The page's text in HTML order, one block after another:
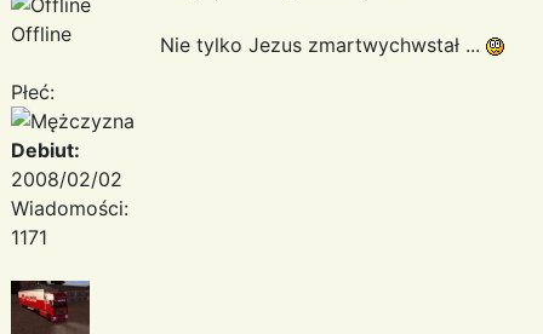
Offline
Płeć:
Debiut:
2008/02/02
Wiadomości:
1171
Nie tylko Jezus zmartwychwstał ...